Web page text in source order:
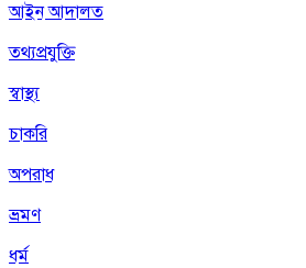
আইন আদালত
তথ্যপ্রযুক্তি
স্বাস্থ্য
চাকরি
অপরাধ
ভ্রমণ
ধর্ম